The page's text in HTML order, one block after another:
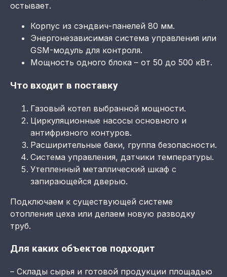
остывает.
Корпус из сэндвич-панелей 80 мм.
Энергонезависимая система управления или
GSM-модуль для контроля.
Мощность одного блока – от 50 до 500 кВт.
Что входит в поставку
Газовый котел выбранной мощности.
Циркуляционные насосы основного и
антифризного контуров.
Расширительные баки, группа безопасности.
Система управления, датчики температуры.
Утепленный металлический шкаф с
запирающейся дверью.
Подключаем к существующей системе
отопления цеха или делаем новую разводку
труб.
Для каких объектов подходит
– Склады сырья и готовой продукции площадью